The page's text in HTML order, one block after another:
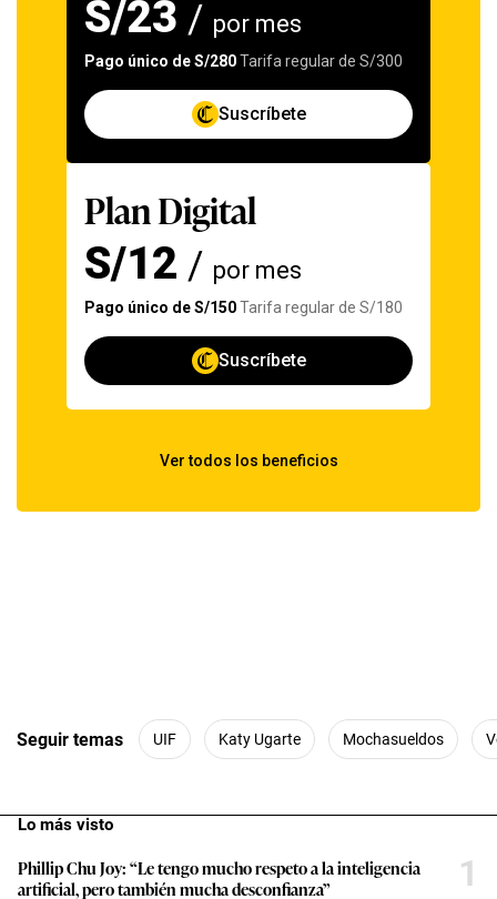
Seguir temas UIF Katy Ugarte Mochasueldos
Lo más visto
Phillip Chu Joy: “Le tengo mucho respeto a la inteligencia
artificial, pero también mucha desconfianza”
1